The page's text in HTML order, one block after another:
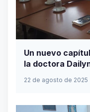
Un nuevo
la doctora
22 de agosto de 2025